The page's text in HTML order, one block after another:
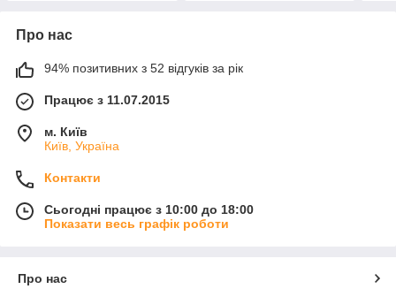
Про нас
94% позитивних з 52 відгуків за рік
Працює з 11.07.2015
м. Київ
Київ, Україна
Контакти
Сьогодні працює з 10:00 до 18:00
Показати весь графік роботи
Про нас